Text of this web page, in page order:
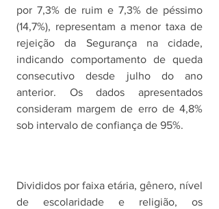
por 7,3% de ruim e 7,3% de péssimo
(14,7%), representam a menor taxa de
rejeição da Segurança na cidade,
indicando comportamento de queda
consecutivo desde julho do ano
anterior. Os dados apresentados
consideram margem de erro de 4,8%
sob intervalo de confiança de 95%.
Divididos por faixa etária, gênero, nível
de escolaridade e religião, os